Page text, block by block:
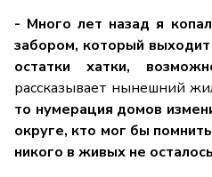
- Много лет назад я
забором, который выходит
остатки хатки,
рассказывает нынешний
то нумерация домов
округе, кто мог бы
никого в живых не